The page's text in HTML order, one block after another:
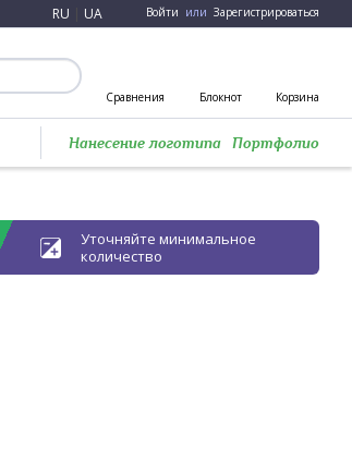
RU UA Войти или Зарегистрироваться
Сравнения Блокнот Корзина
Нанесение логотипа Портфолио
Уточняйте минимальное
количество